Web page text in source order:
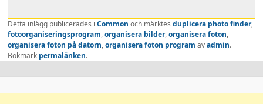
Detta inlägg publicerades iCommon och märktesduplicera photo finder,
fotoorganiseringsprogram,organisera bilder,organisera foton,
organisera foton på datorn,organisera foton program avadmin.
Bokmärk permalänken.